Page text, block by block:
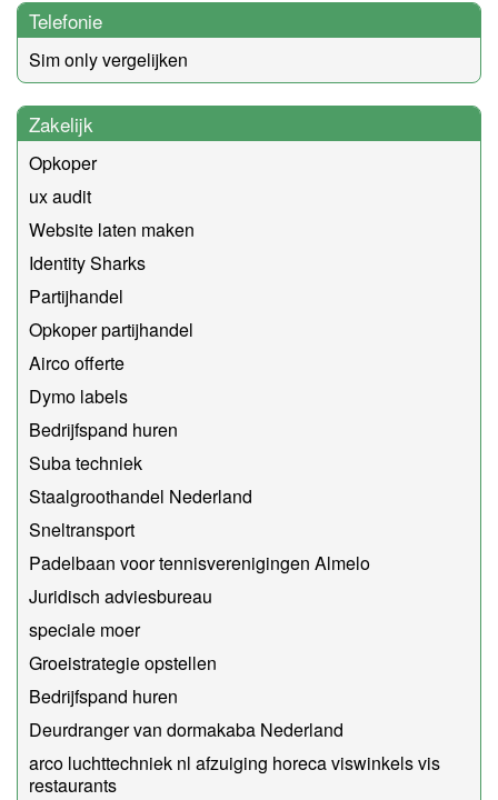
Telefonie
Sim only vergelijken
Zakelijk
Opkoper
ux audit
Website laten maken
Identity Sharks
Partijhandel
Opkoper partijhandel
Airco offerte
Dymo labels
Bedrijfspand huren
Suba techniek
Staalgroothandel Nederland
Sneltransport
Padelbaan voor tennisverenigingen Almelo
Juridisch adviesbureau
speciale moer
Groeistrategie opstellen
Bedrijfspand huren
Deurdranger van dormakaba Nederland
arco luchttechniek nl afzuiging horeca viswinkels vis
restaurants